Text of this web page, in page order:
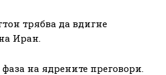
трябва да вдигне
Иран.
на ядрените преговори.